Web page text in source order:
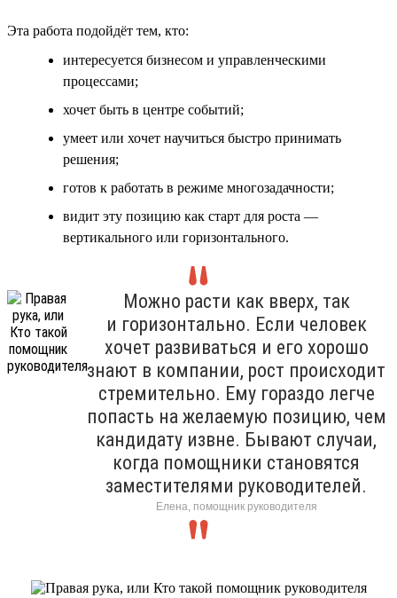
Эта работа подойдёт тем, кто:
интересуется бизнесом и управленческими
процессами;
хочет быть в центре событий;
умеет или хочет научиться быстро принимать
решения;
готов к работать в режиме многозадачности;
видит эту позицию как старт для роста —
вертикального или горизонтального.
Можно расти как вверх, так
и горизонтально. Если человек
хочет развиваться и его хорошо
знают в компании, рост происходит
стремительно. Ему гораздо легче
попасть на желаемую позицию, чем
кандидату извне. Бывают случаи,
когда помощники становятся
заместителями руководителей.
Елена, помощник руководителя